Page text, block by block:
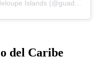
del Caribe